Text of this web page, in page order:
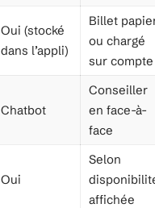
Oui (stocké
dans l’appli)
Billet
ou chargé
sur compte
Chatbot
Conseiller
en face-à-
face
Oui
Selon
affichée